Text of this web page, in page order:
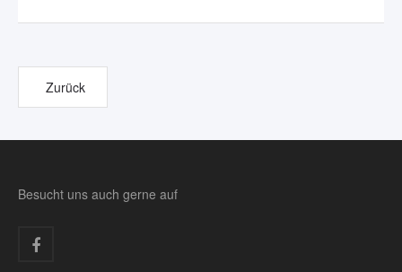
Zurück
Besucht uns auch gerne auf